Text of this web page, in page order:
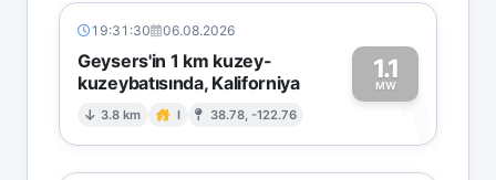
19:31:30 06.08.2026
Geysers'in 1 km kuzey-
kuzeybatısında, Kaliforniya
3.8 km I 38.78, -122.76
1.1
MW1